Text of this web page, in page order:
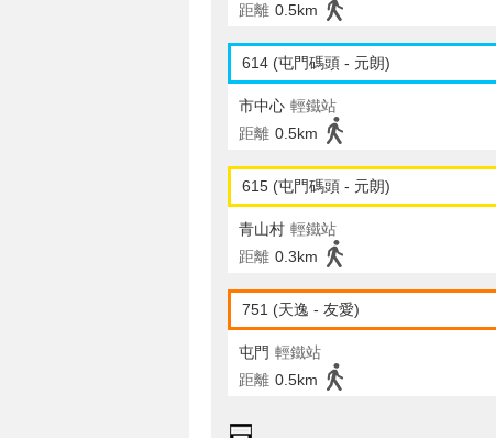
距離 0.5km
614 (屯門碼頭 - 元朗)
市中心 輕鐵站
距離 0.5km
615 (屯門碼頭 - 元朗)
青山村 輕鐵站
距離 0.3km
751 (天逸 - 友愛)
屯門 輕鐵站
距離 0.5km